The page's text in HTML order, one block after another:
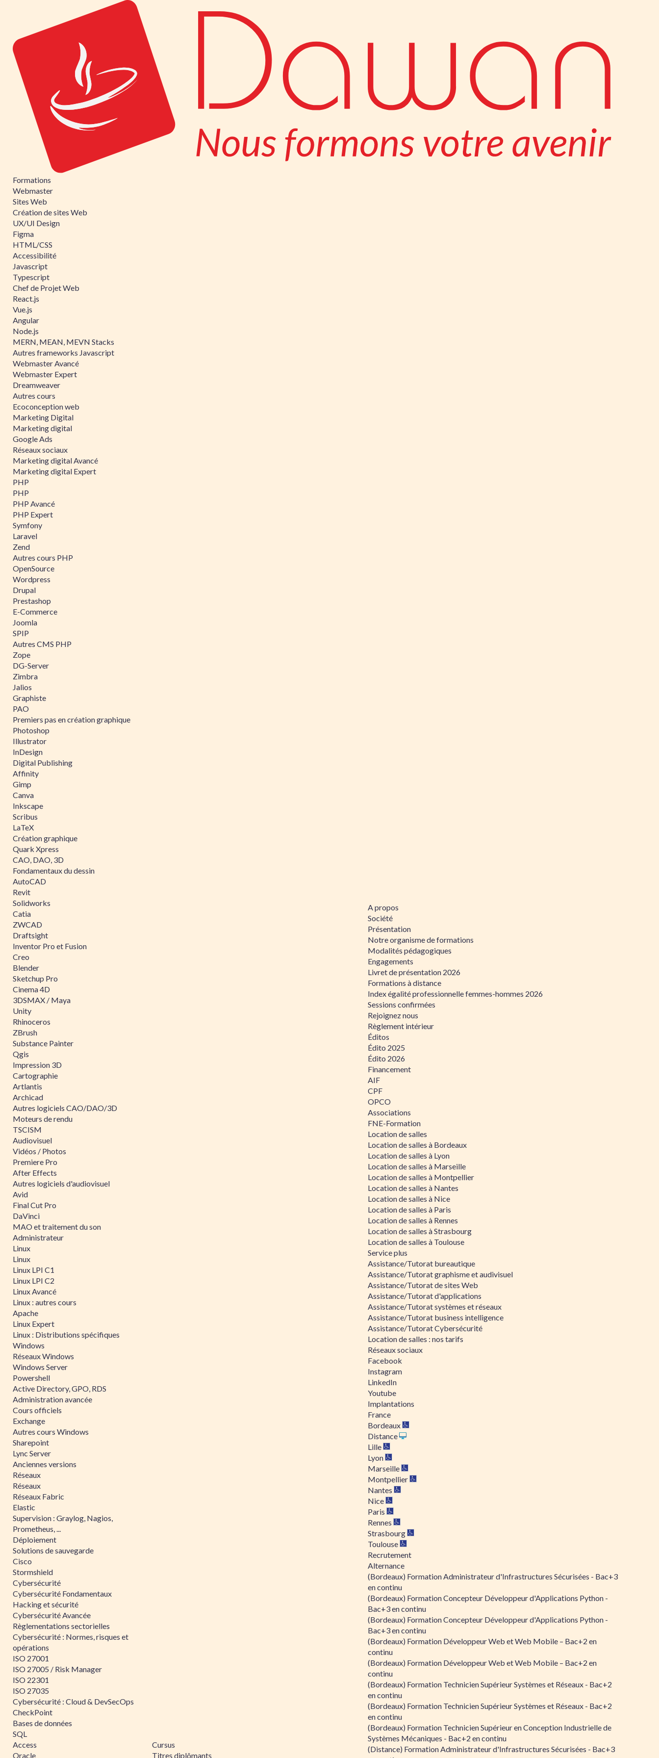
Formations
Webmaster
Sites Web
Création de sites Web
UX/UI Design
Figma
HTML/CSS
Accessibilité
Javascript
Typescript
Chef de Projet Web
React.js
Vue.js
Angular
Node.js
MERN, MEAN, MEVN Stacks
Autres frameworks Javascript
Webmaster Avancé
Webmaster Expert
Dreamweaver
Autres cours
Ecoconception web
Marketing Digital
Marketing digital
Google Ads
Réseaux sociaux
Marketing digital Avancé
Marketing digital Expert
PHP
PHP
PHP Avancé
PHP Expert
Symfony
Laravel
Zend
Autres cours PHP
OpenSource
Wordpress
Drupal
Prestashop
E-Commerce
Joomla
SPIP
Autres CMS PHP
Zope
DG-Server
Zimbra
Jalios
Graphiste
PAO
Premiers pas en création graphique
Photoshop
Illustrator
InDesign
Digital Publishing
Affinity
Gimp
Canva
Inkscape
Scribus
LaTeX
Création graphique
Quark Xpress
CAO, DAO, 3D
Fondamentaux du dessin
AutoCAD
Revit
Solidworks
Catia
ZWCAD
Draftsight
Inventor Pro et Fusion
Creo
Blender
Sketchup Pro
Cinema 4D
3DSMAX / Maya
Unity
Rhinoceros
ZBrush
Substance Painter
Qgis
Impression 3D
Cartographie
Artlantis
Archicad
Autres logiciels CAO/DAO/3D
Moteurs de rendu
TSCISM
Audiovisuel
Vidéos / Photos
Premiere Pro
After Effects
Autres logiciels d'audiovisuel
Avid
Final Cut Pro
DaVinci
MAO et traitement du son
Administrateur
Linux
Linux
Linux LPI C1
Linux LPI C2
Linux Avancé
Linux : autres cours
Apache
Linux Expert
Linux : Distributions spécifiques
Windows
Réseaux Windows
Windows Server
Powershell
Active Directory, GPO, RDS
Administration avancée
Cours officiels
Exchange
Autres cours Windows
Sharepoint
Lync Server
Anciennes versions
Réseaux
Réseaux
Réseaux Fabric
Elastic
Supervision : Graylog, Nagios,
Prometheus, ...
Déploiement
Solutions de sauvegarde
Cisco
Stormshield
Cybersécurité
Cybersécurité Fondamentaux
Hacking et sécurité
Cybersécurité Avancée
Règlementations sectorielles
Cybersécurité : Normes, risques et
opérations
ISO 27001
ISO 27005 / Risk Manager
ISO 22301
ISO 27035
Cybersécurité : Cloud & DevSecOps
CheckPoint
Bases de données
SQL
Access
Oracle
Cursus
Titres diplômants
A propos
Société
Présentation
Notre organisme de formations
Modalités pédagogiques
Engagements
Livret de présentation 2026
Formations à distance
Index égalité professionnelle femmes-hommes 2026
Sessions confirmées
Rejoignez nous
Règlement intérieur
Éditos
Édito 2025
Édito 2026
Financement
AIF
CPF
OPCO
Associations
FNE-Formation
Location de salles
Location de salles à Bordeaux
Location de salles à Lyon
Location de salles à Marseille
Location de salles à Montpellier
Location de salles à Nantes
Location de salles à Nice
Location de salles à Paris
Location de salles à Rennes
Location de salles à Strasbourg
Location de salles à Toulouse
Service plus
Assistance/Tutorat bureautique
Assistance/Tutorat graphisme et audivisuel
Assistance/Tutorat de sites Web
Assistance/Tutorat d'applications
Assistance/Tutorat systèmes et réseaux
Assistance/Tutorat business intelligence
Assistance/Tutorat Cybersécurité
Location de salles : nos tarifs
Réseaux sociaux
Facebook
Instagram
LinkedIn
Youtube
Implantations
France
Bordeaux
Distance
Lille
Lyon
Marseille
Montpellier
Nantes
Nice
Paris
Rennes
Strasbourg
Toulouse
Recrutement
Alternance
(Bordeaux) Formation Administrateur d'Infrastructures Sécurisées - Bac+3
en continu
(Bordeaux) Formation Concepteur Développeur d'Applications Python -
Bac+3 en continu
(Bordeaux) Formation Concepteur Développeur d'Applications Python -
Bac+3 en continu
(Bordeaux) Formation Développeur Web et Web Mobile – Bac+2 en
continu
(Bordeaux) Formation Développeur Web et Web Mobile – Bac+2 en
continu
(Bordeaux) Formation Technicien Supérieur Systèmes et Réseaux - Bac+2
en continu
(Bordeaux) Formation Technicien Supérieur Systèmes et Réseaux - Bac+2
en continu
(Bordeaux) Formation Technicien Supérieur en Conception Industrielle de
Systèmes Mécaniques - Bac+2 en continu
(Distance) Formation Administrateur d'Infrastructures Sécurisées - Bac+3